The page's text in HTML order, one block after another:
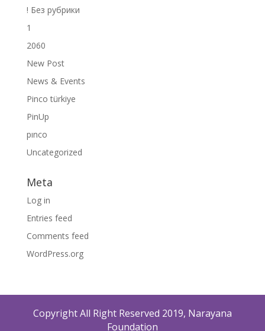
! Без рубрики
1
2060
New Post
News & Events
Pinco türkiye
PinUp
pınco
Uncategorized
Meta
Log in
Entries feed
Comments feed
WordPress.org
Copyright All Right Reserved 2019, Narayana
Foundation